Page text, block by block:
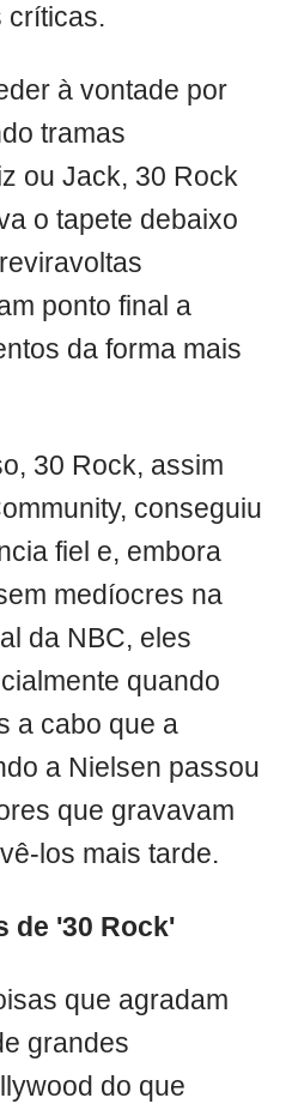
críticas.
à vontade por
tramas
ou Jack, 30 Rock
o tapete debaixo
ponto final a
da forma mais
30 Rock, assim
conseguiu
fiel e, embora
medíocres na
da NBC, eles
quando
a cabo que a
a Nielsen passou
que gravavam
los mais tarde.
de '30 Rock'
que agradam
grandes
do que